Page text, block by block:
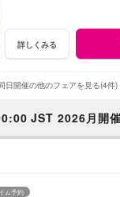
詳しくみる
日開催の他のフェアを見る(4件)
JST 2026月開催
ム予約